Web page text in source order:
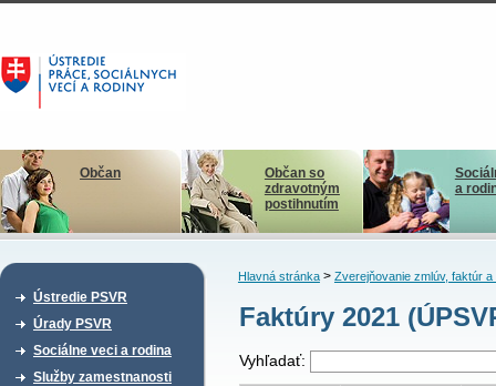
Občan
Občan so
zdravotným
postihnutím
a
Ústredie PSVR
Úrady PSVR
Sociálne veci a rodina
Služby zamestnanosti
Hlavná stránka> Zverejňovanie zmlúv, faktúr a
Faktúry 2021
Vyhľadať: